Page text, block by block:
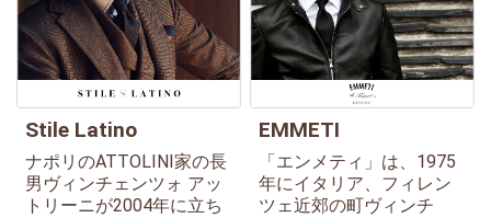
Stile Latino
ナポリのATTOLINI家の長
男ヴィンチェンツォ アッ
トリーニが2004年に立ち
EMMETI
「エンメティ」は、1975
年にイタリア、フィレン
ツェ近郊の町ヴィンチ